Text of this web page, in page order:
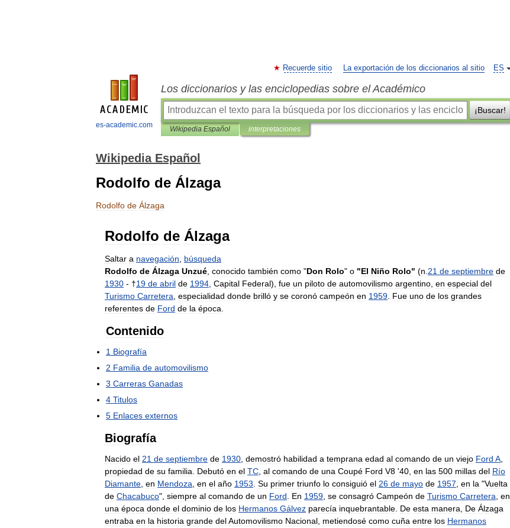
es-academic.com
ES
Recuerde sitio La exportación de los diccionarios al sitio
Los diccionarios y las enciclopedias sobre el Académico
¡Buscar!
Wikipedia Español interpretaciones
Wikipedia Español
Rodolfo de Álzaga
Rodolfo de Álzaga
Rodolfo de Álzaga
Saltar a navegación
búsqueda
Rodolfo de Álzaga Unzué conocido también como "Don Rolo" o "El Niño Rolo" (n 21 de septiembre de
1930 - †19 de abril de 1994 Capital Federal), fue un piloto de automovilismo argentino en especial del
Turismo Carretera especialidad donde brilló y se coronó campeón en 1959 Fue uno de los grandes
referentes de Ford de la época
Contenido
1 Biografía
2 Familia de automovilismo
3 Carreras Ganadas
4 Titulos
5 Enlaces externos
Biografía
Nacido el 21 de septiembre de 1930 demostró habilidad a temprana edad al comando de un viejo Ford A
propiedad de su familia Debutó en el TC al comando de una Coupé Ford V8 '40 en las 500 millas del Río
Diamante en Mendoza en el año 1953 Su primer triunfo lo consiguió el 26 de mayo de 1957 en la "Vuelta
de Chacabuco", siempre al comando de un Ford En 1959 se consagró Campeón de Turismo Carretera en
una época donde el dominio de los Hermanos Gálvez parecía inquebrantable De esta manera De Álzaga
entraba en la historia grande delAutomovilismo Nacional metiendosé como cuña entre los Hermanos